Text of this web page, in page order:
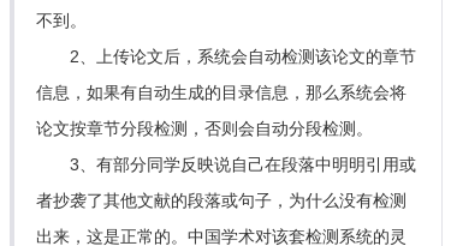
不到。
2、上传论文后，系统会自动检测该论文的章节
信息，如果有自动生成的目录信息，那么系统会将
论文按章节分段检测，否则会自动分段检测。
3、有部分同学反映说自己在段落中明明引用或
者抄袭了其他文献的段落或句子，为什么没有检测
出来，这是正常的。中国学术对该套检测系统的灵